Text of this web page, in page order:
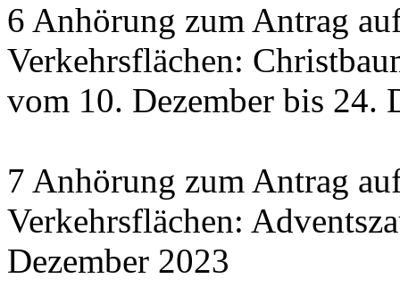
6 Anhörung zum Antrag
Verkehrsflächen:
vom 10. Dezember bis 24.
7 Anhörung zum Antrag
Verkehrsflächen:
Dezember 2023